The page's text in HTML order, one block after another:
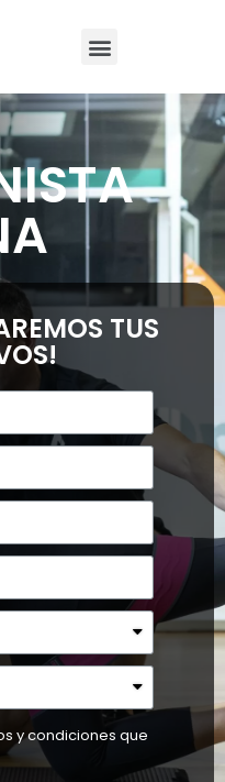
TUS
y condiciones que